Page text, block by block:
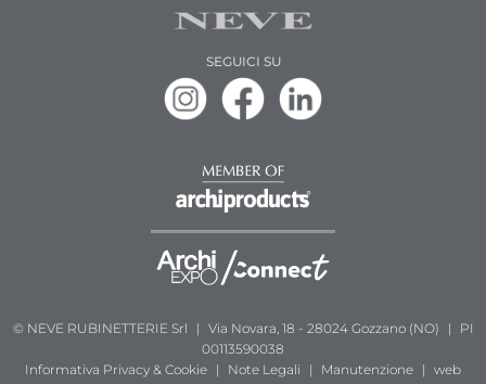
SEGUICI SU
© NEVE RUBINETTERIE Srl | Via Novara, 18 - 28024 Gozzano (NO) |
PI
00113590038
Informativa Privacy & Cookie | Note Legali | Manutenzione | web